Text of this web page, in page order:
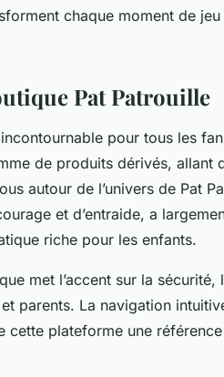
chaque moment de jeu
Pat Patrouille
pour tous les
de produits dérivés, allant
autour de l’univers de Pat
et d’entraide, a
riche pour les enfants.
met l’accent sur la sécurité,
parents. La navigation
plateforme une